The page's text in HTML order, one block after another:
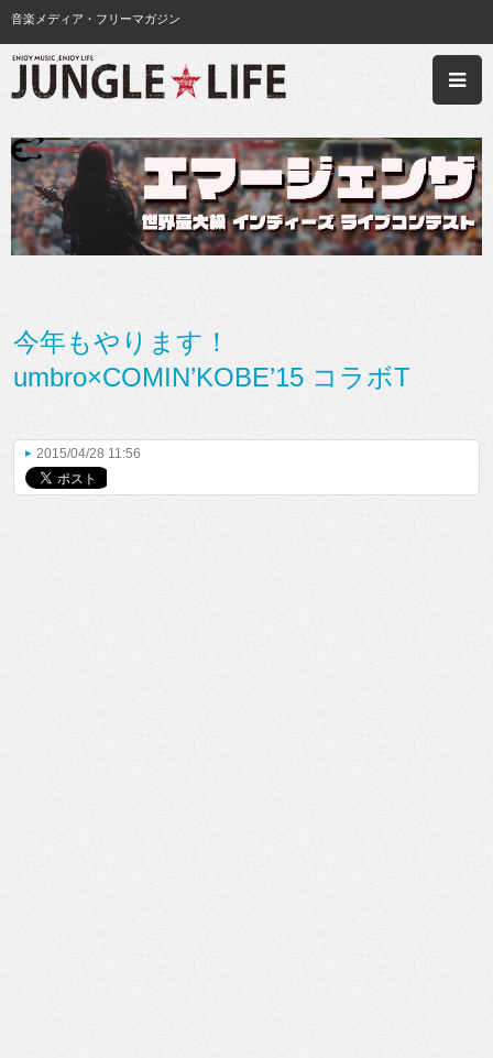
音楽メディア・フリーマガジン
今年もやります！
umbro×COMIN’KOBE’15 コラボT
2015/04/28 11:56